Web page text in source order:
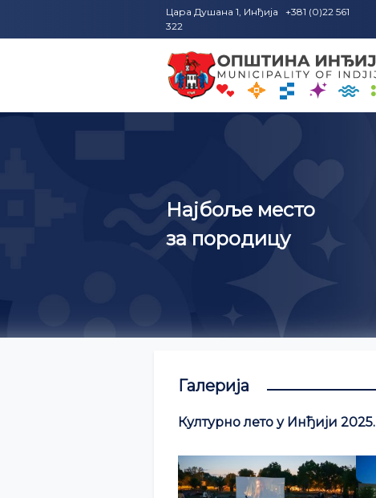
Цара Душана 1, Инђија +381 (0)22 561
322
Галерија
Културно лето у Инђији 2025.